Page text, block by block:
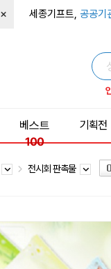
× 세종기프트, 공공기
베스트
100
기획전
전시회 판촉물